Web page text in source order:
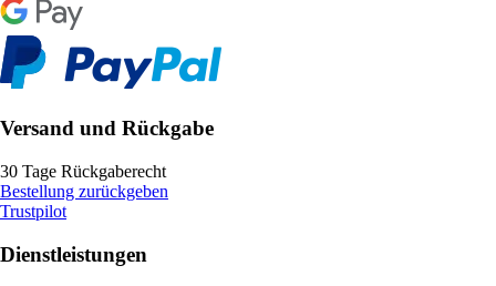
Versand und Rückgabe
30 Tage Rückgaberecht
Bestellung zurückgeben
Trustpilot
Dienstleistungen